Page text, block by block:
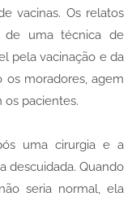
vacinas. Os relatos
de uma técnica de
pela vacinação e da
os moradores, agem
pacientes.
uma cirurgia e a
descuidada. Quando
seria normal, ela